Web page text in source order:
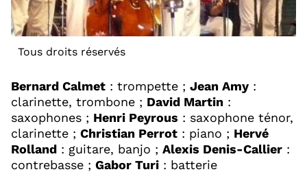
Tous droits réservés
Bernard Calmet : trompette ; Jean Amy :
clarinette, trombone ; David Martin :
saxophones ; Henri Peyrous : saxophone ténor,
clarinette ; Christian Perrot : piano ; Hervé
Rolland : guitare, banjo ; Alexis Denis-Callier :
contrebasse ; Gabor Turi : batterie